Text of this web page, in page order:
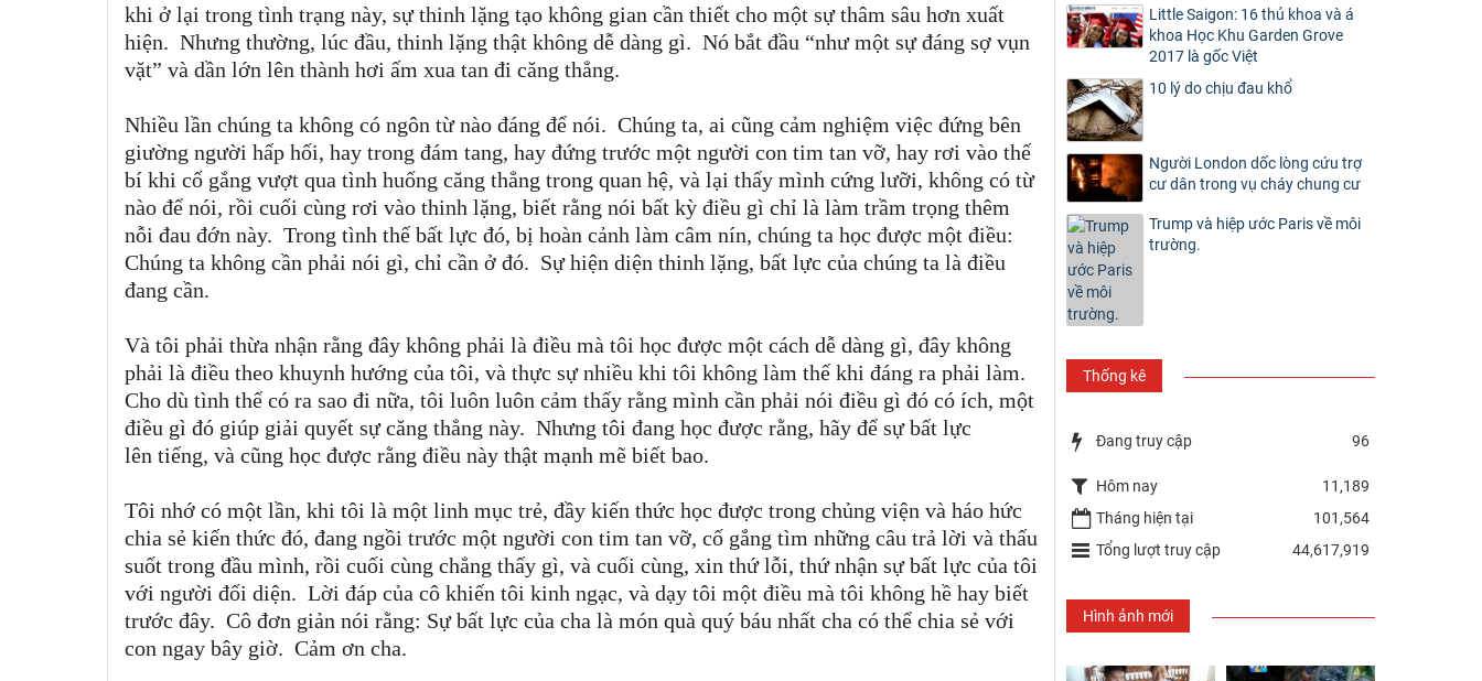
khi ở lại trong tình trạng này, sự thinh lặng tạo không gian cần thiết cho một sự thâm sâu hơn xuất
hiện. Nhưng thường, lúc đầu, thinh lặng thật không dễ dàng gì. Nó bắt đầu “như một sự đáng sợ vụn
vặt” và dần lớn lên thành hơi ấm xua tan đi căng thẳng.
Nhiều lần chúng ta không có ngôn từ nào đáng để nói. Chúng ta, ai cũng cảm nghiệm việc đứng bên
giường người hấp hối, hay trong đám tang, hay đứng trước một người con tim tan vỡ, hay rơi vào thế
bí khi cố gắng vượt qua tình huống căng thẳng trong quan hệ, và lại thấy mình cứng lưỡi, không có từ
nào để nói, rồi cuối cùng rơi vào thinh lặng, biết rằng nói bất kỳ điều gì chỉ là làm trầm trọng thêm
nỗi đau đớn này. Trong tình thế bất lực đó, bị hoàn cảnh làm câm nín, chúng ta học được một điều:
Chúng ta không cần phải nói gì, chỉ cần ở đó. Sự hiện diện thinh lặng, bất lực của chúng ta là điều
đang cần.
Và tôi phải thừa nhận rằng đây không phải là điều mà tôi học được một cách dễ dàng gì, đây không
phải là điều theo khuynh hướng của tôi, và thực sự nhiều khi tôi không làm thế khi đáng ra phải làm.
Cho dù tình thế có ra sao đi nữa, tôi luôn luôn cảm thấy rằng mình cần phải nói điều gì đó có ích, một
điều gì đó giúp giải quyết sự căng thẳng này. Nhưng tôi đang học được rằng, hãy để sự bất lực
lên tiếng, và cũng học được rằng điều này thật mạnh mẽ biết bao.
Tôi nhớ có một lần, khi tôi là một linh mục trẻ, đầy kiến thức học được trong chủng viện và háo hức
chia sẻ kiến thức đó, đang ngồi trước một người con tim tan vỡ, cố gắng tìm những câu trả lời và thấu
suốt trong đầu mình, rồi cuối cùng chẳng thấy gì, và cuối cùng, xin thứ lỗi, thứ nhận sự bất lực của tôi
với người đối diện. Lời đáp của cô khiến tôi kinh ngạc, và dạy tôi một điều mà tôi không hề hay biết
trước đây. Cô đơn giản nói rằng: Sự bất lực của cha là món quà quý báu nhất cha có thể chia sẻ với
con ngay bây giờ. Cảm ơn cha.
Little Saigon: 16 thủ khoa và á
khoa Học Khu Garden Grove
2017 là gốc Việt
10 lý do chịu đau khổ
Người London dốc lòng cứu trợ
cư dân trong vụ cháy chung cư
Trump và hiệp ước Paris về môi
trường.
Thống kê
Đang truy cập 96
Hôm nay
11,189
Tháng hiện tại
101,564
Tổng lượt truy cập
44,617,919
Hình ảnh mới